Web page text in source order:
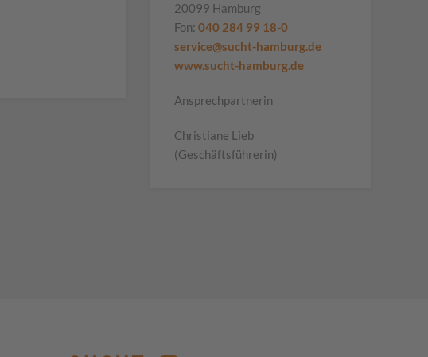
20099 Hamburg
Fon: 040 284 99 18-0
service@sucht-hamburg.de
www.sucht-hamburg.de
Ansprechpartnerin
Christiane Lieb
(Geschäftsführerin)